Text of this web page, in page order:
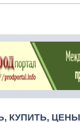
КУПИТЬ,